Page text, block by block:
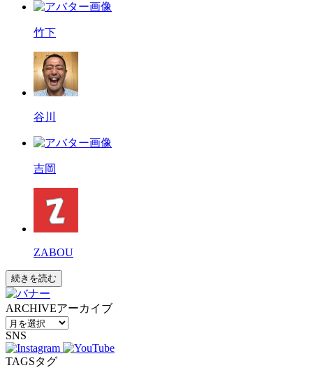
竹下
谷川
吉岡
ZABOU
続きを読む
ARCHIVEアーカイブ
SNS
TAGSタグ